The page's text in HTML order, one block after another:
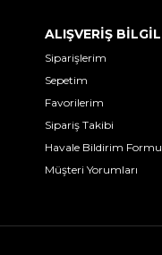
ALIŞVERİŞ
Siparişlerim
Sepetim
Favorilerim
Sipariş Takibi
Havale Bildirim Formu
Müşteri Yorumları